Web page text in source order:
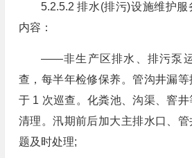
5.2.5.2 排水(排污)设施维护
内容：
——非生产区排水、排污泵
查，每半年检修保养。管沟井漏
于 1 次巡查。化粪池、沟渠、窨
清理。汛期前后加大主排水口、
题及时处理;